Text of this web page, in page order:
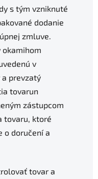
s tým vzniknuté
dodanie
zmluve.
okamihom
v
prevzatý
tovarun
zástupcom
tovaru, ktoré
o doručení a
tovar a